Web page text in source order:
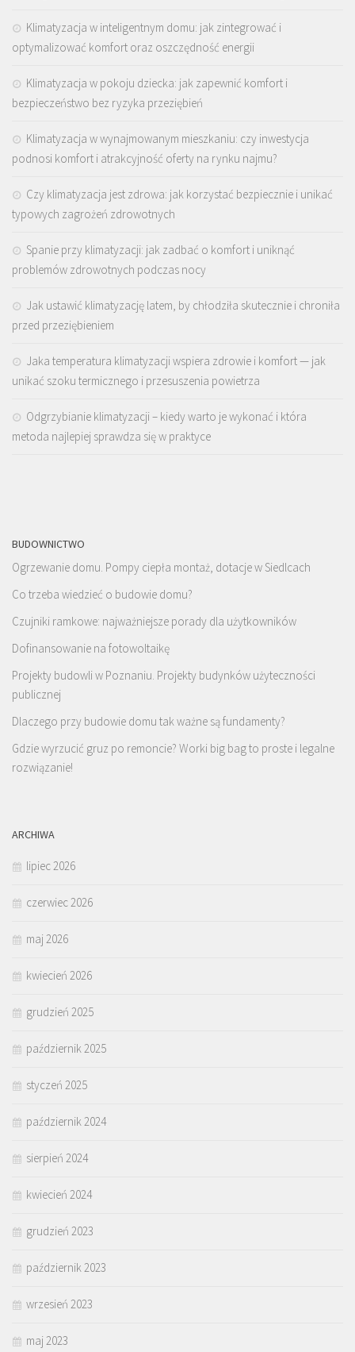
Klimatyzacja w inteligentnym domu: jak zintegrować i
optymalizować komfort oraz oszczędność energii
Klimatyzacja w pokoju dziecka: jak zapewnić komfort i
bezpieczeństwo bez ryzyka przeziębień
Klimatyzacja w wynajmowanym mieszkaniu: czy inwestycja
podnosi komfort i atrakcyjność oferty na rynku najmu?
Czy klimatyzacja jest zdrowa: jak korzystać bezpiecznie i unikać
typowych zagrożeń zdrowotnych
Spanie przy klimatyzacji: jak zadbać o komfort i uniknąć
problemów zdrowotnych podczas nocy
Jak ustawić klimatyzację latem, by chłodziła skutecznie i chroniła
przed przeziębieniem
Jaka temperatura klimatyzacji wspiera zdrowie i komfort — jak
unikać szoku termicznego i przesuszenia powietrza
Odgrzybianie klimatyzacji – kiedy warto je wykonać i która
metoda najlepiej sprawdza się w praktyce
BUDOWNICTWO
Ogrzewanie domu. Pompy ciepła montaż, dotacje w Siedlcach
Co trzeba wiedzieć o budowie domu?
Czujniki ramkowe: najważniejsze porady dla użytkowników
Dofinansowanie na fotowoltaikę
Projekty budowli w Poznaniu. Projekty budynków użyteczności
publicznej
Dlaczego przy budowie domu tak ważne są fundamenty?
Gdzie wyrzucić gruz po remoncie? Worki big bag to proste i legalne
rozwiązanie!
ARCHIWA
lipiec 2026
czerwiec 2026
maj 2026
kwiecień 2026
grudzień 2025
październik 2025
styczeń 2025
październik 2024
sierpień 2024
kwiecień 2024
grudzień 2023
październik 2023
wrzesień 2023
maj 2023